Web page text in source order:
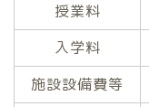
授業料
入学料
施設設備費等